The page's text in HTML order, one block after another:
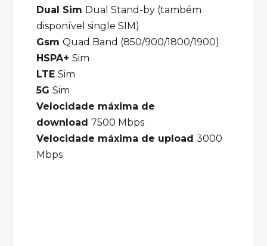
Dual Sim Dual Stand-by (também
disponível single SIM)
Gsm Quad Band (850/900/1800/1900)
HSPA+ Sim
LTE Sim
5G Sim
Velocidade máxima de
download 7500 Mbps
Velocidade máxima de upload 3000
Mbps